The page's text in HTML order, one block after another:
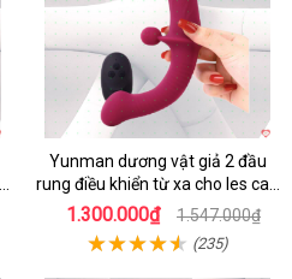
Yunman dương vật giả 2 đầu
rung điều khiển từ xa cho les cao
cấp
1.300.000₫ 1.547.000₫
(235)